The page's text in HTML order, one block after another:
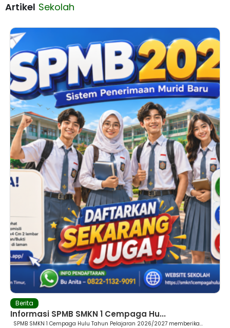
Artikel Sekolah
Berita
Informasi SPMB SMKN 1 Cempaga Hu...
SPMB SMKN 1 Cempaga Hulu Tahun Pelajaran 2026/2027 memberika...